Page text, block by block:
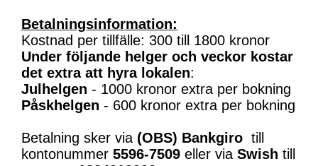
Betalningsinformation:
Kostnad per tillfälle: 300 till 1800 kronor
Under följande helger och veckor kostar
det extra att hyra lokalen:
Julhelgen - 1000 kronor extra per bokning
Påskhelgen - 600 kronor extra per bokning
Betalning sker via (OBS) Bankgiro till
kontonummer 5596-7509 eller via Swish till